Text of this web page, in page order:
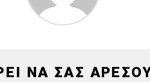
ΝΑ ΣΑΣ